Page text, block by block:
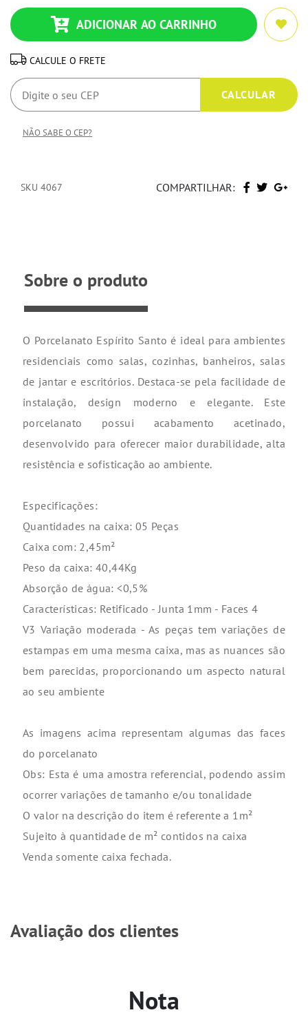
ADICIONAR AO CARRINHO
CALCULE O FRETE
NÃO SABE O CEP?
SKU 4067 COMPARTILHAR:
Sobre o produto
O Porcelanato Espírito Santo é ideal para ambientes
residenciais como salas, cozinhas, banheiros, salas
de jantar e escritórios. Destaca-se pela facilidade de
instalação, design moderno e elegante. Este
porcelanato possui acabamento acetinado,
desenvolvido para oferecer maior durabilidade, alta
resistência e sofisticação ao ambiente.
Especificações:
Quantidades na caixa: 05 Peças
Caixa com: 2,45m²
Peso da caixa: 40,44Kg
Absorção de água: <0,5%
Características: Retificado - Junta 1mm - Faces 4
V3 Variação moderada - As peças tem variações de
estampas em uma mesma caixa, mas as nuances são
bem parecidas, proporcionando um aspecto natural
ao seu ambiente
As imagens acima representam algumas das faces
do porcelanato
Obs: Esta é uma amostra referencial, podendo assim
ocorrer variações de tamanho e/ou tonalidade
O valor na descrição do item é referente a 1m²
Sujeito à quantidade de m² contidos na caixa
Venda somente caixa fechada.
Avaliação dos clientes
Nota